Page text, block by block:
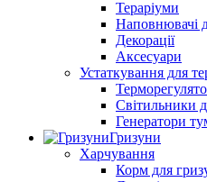
Тераріуми
Наповнювачі
Декорації
Аксесуари
Устаткування для
Світильники
Генератори
Гризуни
Харчування
Корм для